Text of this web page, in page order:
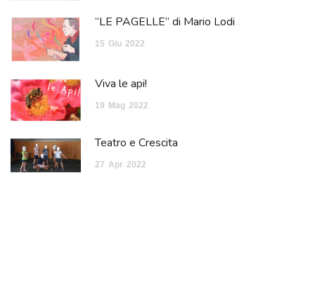
“LE PAGELLE” di Mario Lodi
15 Giu 2022
Viva le api!
19 Mag 2022
Teatro e Crescita
27 Apr 2022